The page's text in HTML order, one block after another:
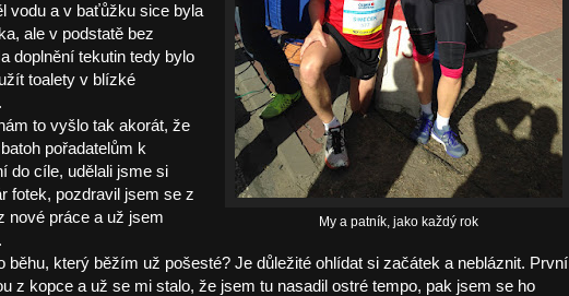
My a patník, jako každý rok
vodu a v baťůžku sice byla
ale v podstatě bez
doplnění tekutin tedy bylo
toalety v blízké
to vyšlo tak akorát, že
pořadatelům k
do cíle, udělali jsme si
fotek, pozdravil jsem se z
nové práce a už jsem
běhu, který běžím už pošesté? Je důležité ohlídat si začátek a nebláznit. První
z kopce a už se mi stalo, že jsem tu nasadil ostré tempo, pak jsem se ho